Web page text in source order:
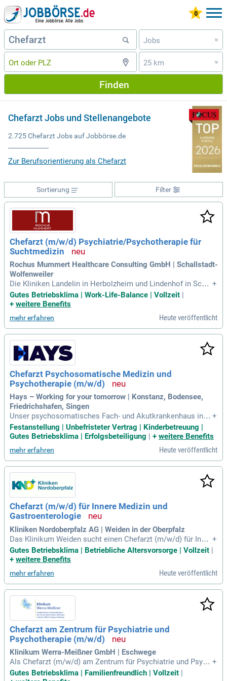
Jobs »
25 km »
Finden
Chefarzt Jobs und Stellenangebote
2.725 Chefarzt Jobs auf Jobbörse.de
Zur Berufsorientierung als Chefarzt
Filter
Sortierung
Chefarzt (m/w/d) Psychiatrie/Psychotherapie für
Suchtmedizin
Rochus Mummert Healthcare Consulting GmbH | Schallstadt-
Wolfenweiler
Die Kliniken Landelin in Herbolzheim und Lindenhof in Schal
lstadt suchen einen Chefarzt (m/w/d) für Psychiatrie/Psych
otherapie mit Fokus auf Suchtmedizin. Beide Einrichtungen
epte und Auszeichnungen der Deutschen Rentenversicherun
g aus. In dieser verantwortungsvollen Position leiten Sie die
Rehabilitationskliniken und sichern den fachmedizinischen
Standard. Ihre Aufgaben umfassen die Weiterentwicklung de
r Kliniken sowie die Förderung der standortübergreifenden Z
usammenarbeit. Zudem sind Sie als Hygienebeauftragte:r fü
r die Umsetzung von Hygienestandards verantwortlich. Bew
erben Sie sich und gestalten Sie die moderne Versorgung s
uchtkranker Menschen aktiv mit.
+
Gutes Betriebsklima | Work-Life-Balance | Vollzeit |
+ weitere Benefits
mehr erfahren Heute veröffentlicht
Chefarzt Psychosomatische Medizin und
Psychotherapie (m/w/d)
Hays – Working for your tomorrow | Konstanz, Bodensee,
Friedrichshafen, Singen
Unser psychosomatisches Fach- und Akutkrankenhaus in B
aden-Württemberg bietet umfassende Behandlung für geset
zlich und privat versicherte Patientinnen und Patienten. Wir
rankungen wie Depressionen, Angststörungen und PTBS. Mi
t 50 hochwertigen stationären und teilstationären Behandlu
ngsplätzen erfüllen wir höchste Standards in der Notfallvers
orgung. Unser engagiertes interdisziplinäres Team sorgt für
eine empathische und qualitativ hochwertige Patientenvers
orgung. Genießen Sie eine hohe Lebensqualität in naturnahe
r Umgebung am Rande des Schwarzwaldes. Vertrauen Sie a
uf unsere Expertise für Ihre psychische Gesundheit und start
en Sie Ihre Genesung noch heute.
+
Festanstellung | Unbefristeter Vertrag | Kinderbetreuung |
Gutes Betriebsklima | Erfolgsbeteiligung
+ weitere Benefits
mehr erfahren Heute veröffentlicht
Chefarzt (m/w/d) für Innere Medizin und
Gastroenterologie
Kliniken Nordoberpfalz AG | Weiden in der Oberpfalz
Das Klinikum Weiden sucht einen Chefarzt (m/w/d) für Inner
e Medizin und Gastroenterologie in Vollzeit. Als größter Ge
sundheitsdienstleister der Region bietet die Kliniken Nordob
n ist ein Schwerpunktkrankenhaus mit über 570 Betten und
spielt eine zentrale Rolle in der medizinischen Versorgung.
Es gewährleistet optimale Notfallversorgung bei akuten Erk
rankungen wie Schlaganfall und Herzinfarkt. Die moderne m
edizinische Infrastruktur ermöglicht eine erstklassige Diagn
ostik und Therapie. Bewerben Sie sich jetzt und gestalten Si
e die Gesundheitsversorgung in der Nordoberpfalz aktiv mit!
+
Gutes Betriebsklima | Betriebliche Altersvorsorge | Vollzeit |
+ weitere Benefits
mehr erfahren Heute veröffentlicht
Chefarzt am Zentrum für Psychiatrie und
Psychotherapie (m/w/d)
Klinikum Werra-Meißner GmbH | Eschwege
Als Chefarzt (m/w/d) am Zentrum für Psychiatrie und Psych
otherapie (ZPP) übernehmen Sie die medizinische, organisa
+
Gutes Betriebsklima | Familienfreundlich | Vollzeit |